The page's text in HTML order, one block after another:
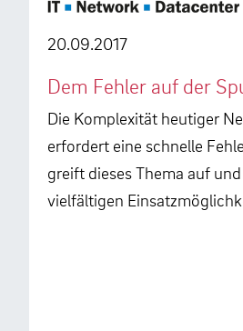
20.09.2017
Dem Fehler auf der
Die Komplexität heutiger
erfordert eine schnelle
greift dieses Thema auf
vielfältigen